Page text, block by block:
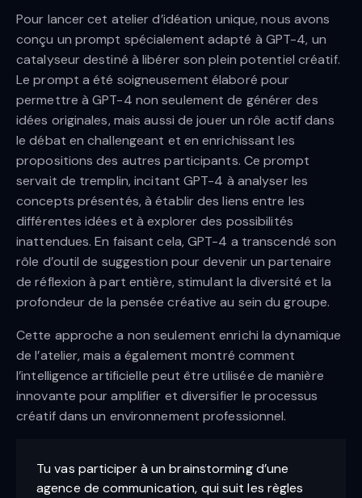
Pour lancer cet atelier d’idéation unique, nous avons
conçu un prompt spécialement adapté à GPT-4, un
catalyseur destiné à libérer son plein potentiel créatif.
Le prompt a été soigneusement élaboré pour
permettre à GPT-4 non seulement de générer des
idées originales, mais aussi de jouer un rôle actif dans
le débat en challengeant et en enrichissant les
propositions des autres participants. Ce prompt
servait de tremplin, incitant GPT-4 à analyser les
concepts présentés, à établir des liens entre les
différentes idées et à explorer des possibilités
inattendues. En faisant cela, GPT-4 a transcendé son
rôle d’outil de suggestion pour devenir un partenaire
de réflexion à part entière, stimulant la diversité et la
profondeur de la pensée créative au sein du groupe.
Cette approche a non seulement enrichi la dynamique
de l’atelier, mais a également montré comment
l’intelligence artificielle peut être utilisée de manière
innovante pour amplifier et diversifier le processus
créatif dans un environnement professionnel.
Tu vas participer à un brainstorming d’une
agence de communication, qui suit les règles